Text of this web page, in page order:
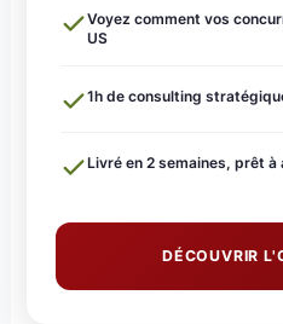
Voyez comment vos
US
1h de consulting
Livré en 2 semaines, prêt à
DÉCOUVRIR